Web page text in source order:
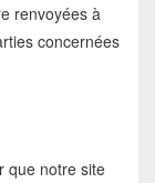
renvoyées à
concernées
que notre site